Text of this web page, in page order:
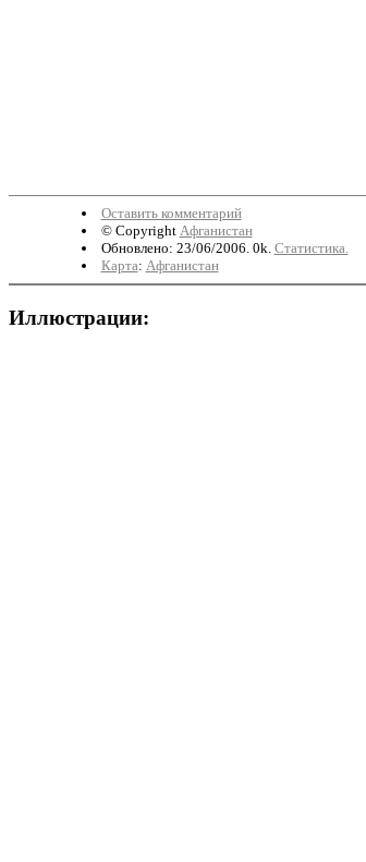
Оставить комментарий
© Copyright Афганистан
Обновлено: 23/06/2006. 0k. Статистика.
Карта: Афганистан
Иллюстрации: